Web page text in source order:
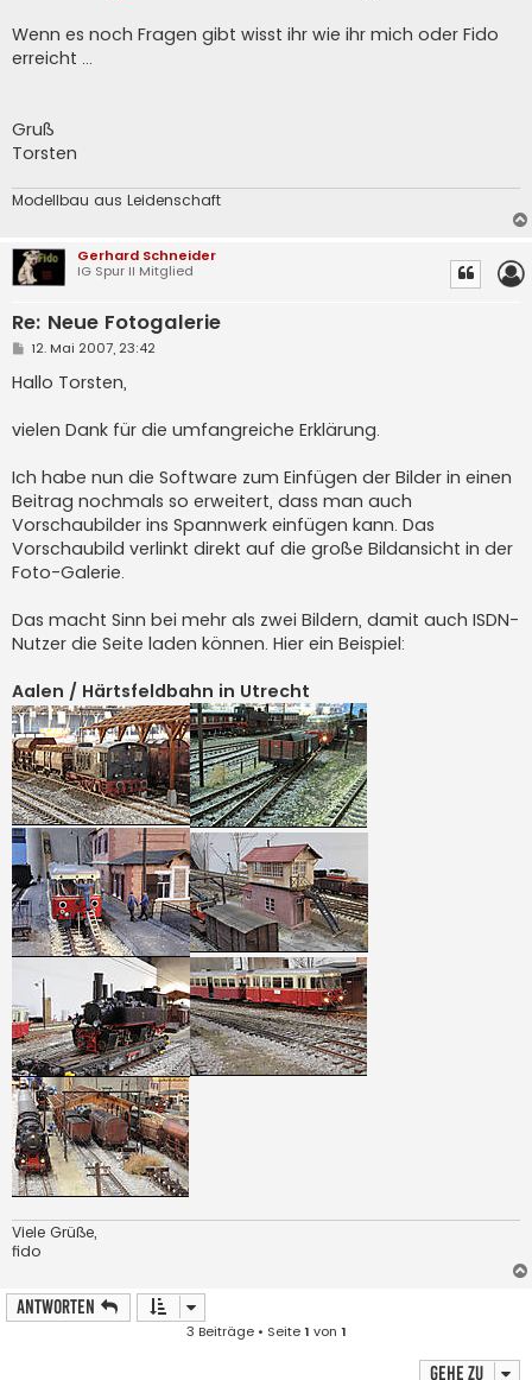
Wenn es noch Fragen gibt wisst ihr wie ihr mich oder Fido
erreicht ...
Gruß
Torsten
Modellbau aus Leidenschaft
Gerhard Schneider
IG Spur II Mitglied
Re: Neue Fotogalerie
B
i
t
a
g
12. Mai 2007, 23:42
Hallo Torsten,
vielen Dank für die umfangreiche Erklärung.
Ich habe nun die Software zum Einfügen der Bilder in einen
Beitrag nochmals so erweitert, dass man auch
Vorschaubilder ins Spannwerk einfügen kann. Das
Vorschaubild verlinkt direkt auf die große Bildansicht in der
Foto-Galerie.
Das macht Sinn bei mehr als zwei Bildern, damit auch ISDN-
Nutzer die Seite laden können. Hier ein Beispiel:
Aalen / Härtsfeldbahn in Utrecht
Viele Grüße,
fido
Antworten
3 Beiträge • Seite1 von 1
Gehe zu